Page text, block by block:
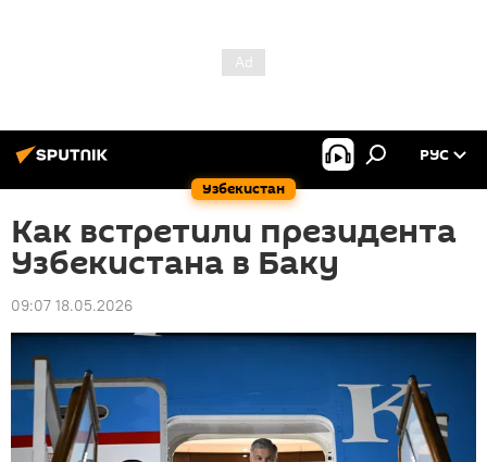
Узбекистан
РУС
Как встретили президента
Узбекистана в Баку
09:07 18.05.2026